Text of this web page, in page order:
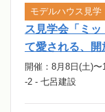
ス見学会「ミ
て愛される、開
開催：8月8日(土)
-2 - 七呂建設
モデルハウス見学